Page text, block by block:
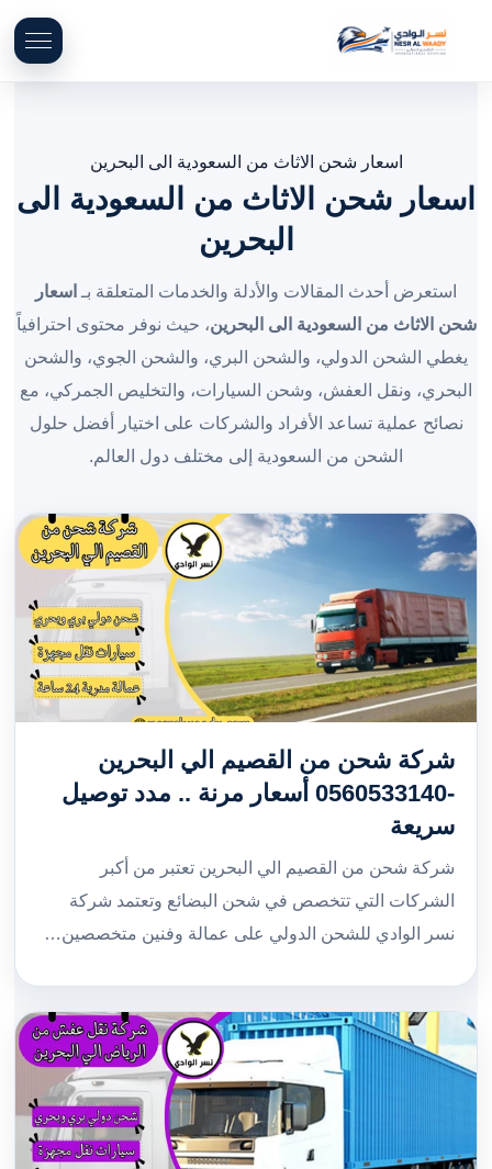
اسعار شحن الاثاث من السعودية الى البحرين
اسعار شحن الاثاث من السعودية الى
البحرين
استعرض أحدث المقالات والأدلة والخدمات المتعلقة بـ اسعار
شحن الاثاث من السعودية الى البحرين، حيث نوفر محتوى احترافياً
يغطي الشحن الدولي، والشحن البري، والشحن الجوي، والشحن
البحري، ونقل العفش، وشحن السيارات، والتخليص الجمركي، مع
نصائح عملية تساعد الأفراد والشركات على اختيار أفضل حلول
الشحن من السعودية إلى مختلف دول العالم.
شركة شحن من القصيم الي البحرين
-0560533140 أسعار مرنة .. مدد توصيل
سريعة
شركة شحن من القصيم الي البحرين تعتبر من أكبر
الشركات التي تتخصص في شحن البضائع وتعتمد شركة
نسر الوادي للشحن الدولي على عمالة وفنين متخصصين…